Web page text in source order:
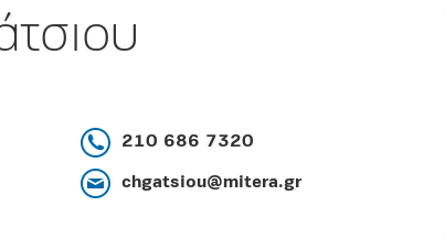
210 686 7320
chgatsiou@mitera.gr